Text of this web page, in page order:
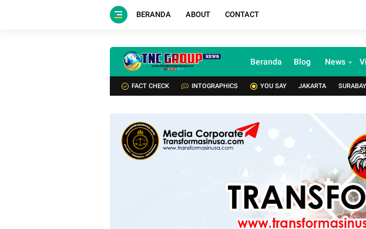
BERANDA ABOUT CONTACT
Beranda Blog News
FACT CHECK INTOGRAPHICS YOU SAY JAKARTA